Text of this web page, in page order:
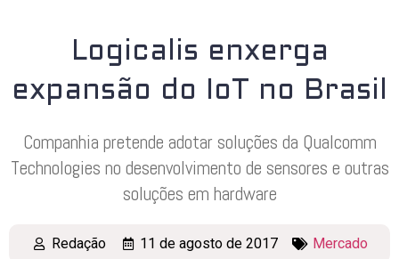
Logicalis enxerga
expansão do IoT no Brasil
Companhia pretende adotar soluções da Qualcomm
Technologies no desenvolvimento de sensores e outras
soluções em hardware
Redação 11 de agosto de 2017 Mercado